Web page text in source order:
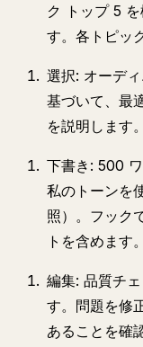
ク トップ 5
す。各トピッ
選択: オーデ
基づいて、最
を説明します。
下書き: 500
私のトーンを
照）。フック
トを含めます。
編集: 品質チ
す。問題を修
あることを確